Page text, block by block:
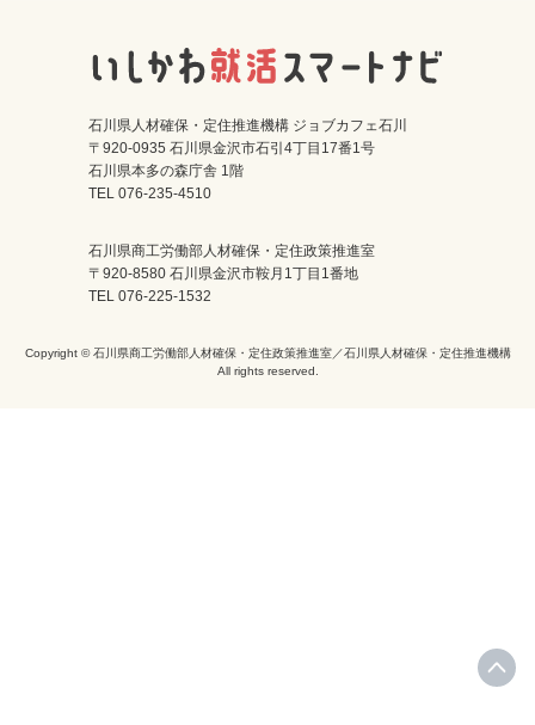
ログイン 会員登録
石川県人材確保・定住推進機構 ジョブカフェ石川
〒920-0935 石川県金沢市石引4丁目17番1号
石川県本多の森庁舎 1階
TEL 076-235-4510
石川県商工労働部人材確保・定住政策推進室
〒920-8580 石川県金沢市鞍月1丁目1番地
TEL 076-225-1532
Copyright © 石川県商工労働部人材確保・定住政策推進室／石川県人材確保・定住推進機構
All rights reserved.